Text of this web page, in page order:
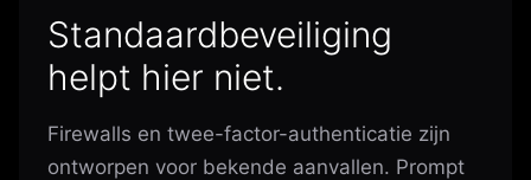
Standaardbeveiliging
helpt hier niet.
Firewalls en twee-factor-authenticatie zijn
ontworpen voor bekende aanvallen. Prompt